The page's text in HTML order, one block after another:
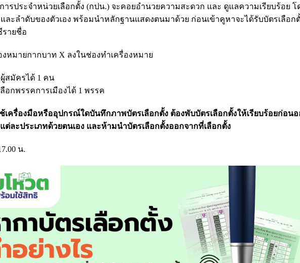
รประจำหน่วยเลือกตั้ง (กปน.) จะคอยอำนวยความสะดวก และ ดูแลความเรียบร้อย
ละลำดับของตัวเอง พร้อมนำหลักฐานแสดงตนมาด้วย ก่อนเข้าคูหาจะได้รับบัตรเลือก
รายชื่อ
หมายกากบาท X ลงในช่องทำเครื่องหมาย
สมัครได้ 1 คน
อกพรรคการเมืองได้ 1 พรรค
เครื่องมือหรืออุปกรณ์ใดบันทึกภาพบัตรเลือกตั้ง ต้องพับบัตรเลือกตั้งให้เรียบร้อยก่อน
ละประเภทด้วยตนเอง และห้ามนำบัตรเลือกตั้งออกจากที่เลือกตั้ง
น.